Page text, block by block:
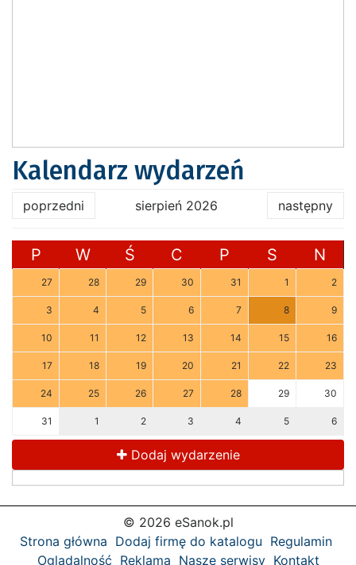
Kalendarz wydarzeń
poprzedni sierpień 2026 następny
P W Ś C P S N
27 28 29 30 31 1 2
3 4 5 6 7 8 9
10 11 12 13 14 15 16
17 18 19 20 21 22 23
24 25 26 27 28 29 30
31 1 2 3 4 5 6
Dodaj wydarzenie
© 2026 eSanok.pl
Strona główna Dodaj firmę do katalogu Regulamin
Oglądalność Reklama Nasze serwisy Kontakt